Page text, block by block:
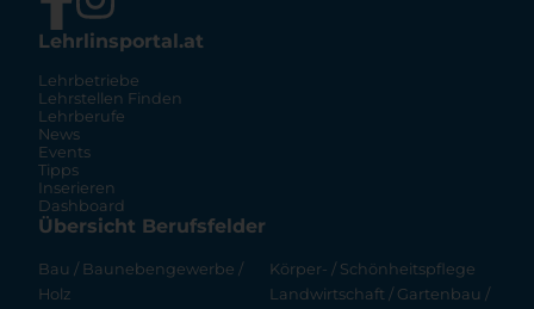
Lehrlinsportal.at
Lehrbetriebe
Lehrstellen Finden
Lehrberufe
News
Events
Tipps
Inserieren
Dashboard
Übersicht Berufsfelder
Bau / Baunebengewerbe /
Holz
Körper- / Schönheitspflege
Landwirtschaft / Gartenbau /